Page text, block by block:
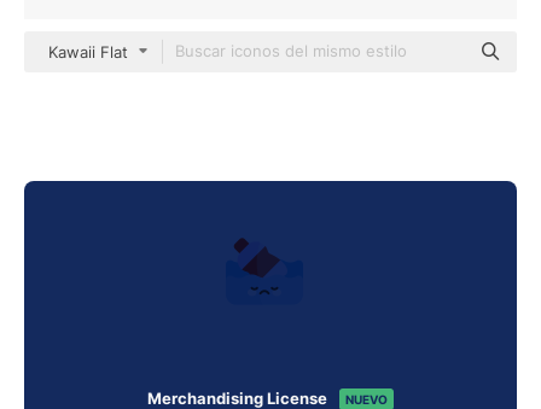
Kawaii Flat
Merchandising License NUEVO